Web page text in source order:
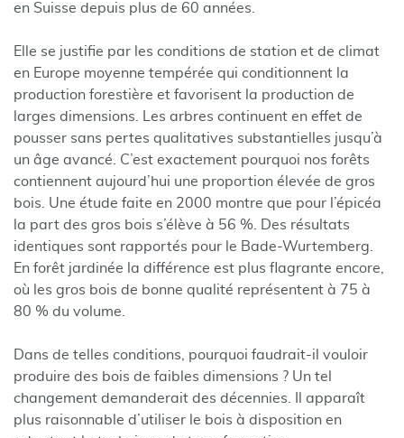
en Suisse depuis plus de 60 années.
Elle se justifie par les conditions de station et de climat
en Europe moyenne tempérée qui conditionnent la
production forestière et favorisent la production de
larges dimensions. Les arbres continuent en effet de
pousser sans pertes qualitatives substantielles jusqu’à
un âge avancé. C’est exactement pourquoi nos forêts
contiennent aujourd’hui une proportion élevée de gros
bois. Une étude faite en 2000 montre que pour l’épicéa
la part des gros bois s’élève à 56 %. Des résultats
identiques sont rapportés pour le Bade-Wurtemberg.
En forêt jardinée la différence est plus flagrante encore,
où les gros bois de bonne qualité représentent à 75 à
80 % du volume.
Dans de telles conditions, pourquoi faudrait-il vouloir
produire des bois de faibles dimensions ? Un tel
changement demanderait des décennies. Il apparaît
plus raisonnable d’utiliser le bois à disposition en